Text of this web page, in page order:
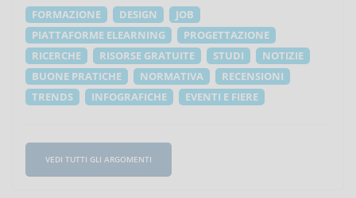
FORMAZIONE DESIGN
JOB
PIATTAFORME ELEARNING
PROGETTAZIONE
RICERCHE
RISORSE GRATUITE STUDI
NOTIZIE
BUONE PRATICHE
NORMATIVA
RECENSIONI
TRENDS
INFOGRAFICHE EVENTI E FIERE
VEDI TUTTI GLI ARGOMENTI